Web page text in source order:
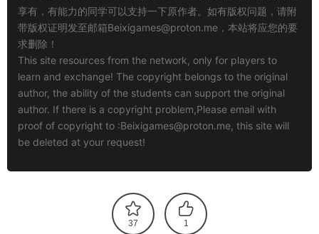
享有，有能力的同学可以支持一下原作者。如有版权问题，请附
带版权证明发至邮箱Beixigames@proton.me ，本站将应您的要
求删除！
This site resources from the network, only for players to
learn and exchange! The copyright belongs to the original
author, the ability of the students can support the original
author. If there is a copyright problem,Please email with
proof of copyright to :Beixigames@proton.me, this site will
be deleted at your request!
37 1